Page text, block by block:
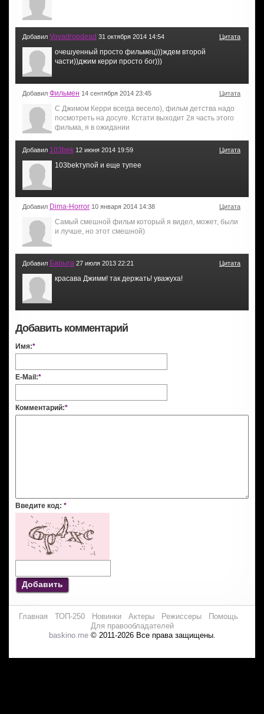
Добавил Vovadropdead 31 октября 2014 14:54 Цитата
очешуенный просто фильмец)))ждем второй
части))джим керри просто бог)))
Добавил Фильмен 14 сентября 2014 23:45 Цитата
С Джимом Керри всегда весело), фильм детства надо
посмотреть на досуге. Кстати выходит 2я часть этого
фильма, я в ожидании
Добавил 103bek 12 июня 2014 19:59 Цитата
103bekтупой и еще тупее
Добавил Dima-Horror 10 января 2014 14:38 Цитата
Самый смешной фильм который я видел, может, были
и лучше, но этот смешной)
Добавил Барыга 27 июля 2013 22:21 Цитата
красава Джимм! так держать! уважуха!
Добавить комментарий
Имя:*
E-Mail:*
Комментарий:*
Введите код: *
Добавить
Главная ТОП-250 Новинки Актеры Режиссеры
Помощь
Для правообладателей
baskino.me© 2011-2026 Все права защищены.